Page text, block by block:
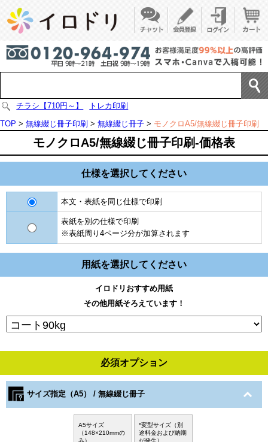
チラシ【710円～】
トレカ印刷
TOP > 無線綴じ冊子印刷 > 無線綴じ冊子 > モノクロA5/無線綴じ冊子印刷
モノクロA5/無線綴じ冊子印刷-価格表
仕様を選択してください
本文・表紙を同じ仕様で印刷
表紙を別の仕様で印刷
※表紙周り4ページ分が加算されます
用紙を選択してください
イロドリおすすめ用紙
その他用紙そろえています！
必須オプション
サイズ指定（A5） / 無線綴じ冊子
A5サイズ
（148×210mmの
み）
*変型サイズ（別
途料金および納期
が発生）